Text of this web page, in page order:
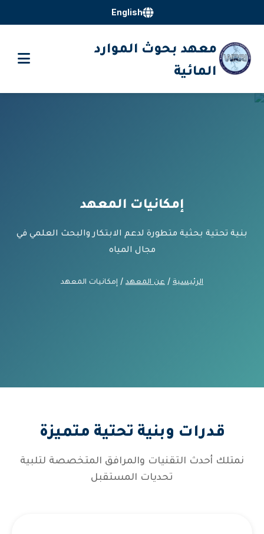
English
معهد بحوث الموارد
المائية
إمكانيات المعهد
بنية تحتية بحثية متطورة لدعم الابتكار والبحث العلمي في
مجال المياه
الرئيسية / عن المعهد / إمكانيات المعهد
قدرات وبنية تحتية متميزة
نمتلك أحدث التقنيات والمرافق المتخصصة لتلبية
تحديات المستقبل